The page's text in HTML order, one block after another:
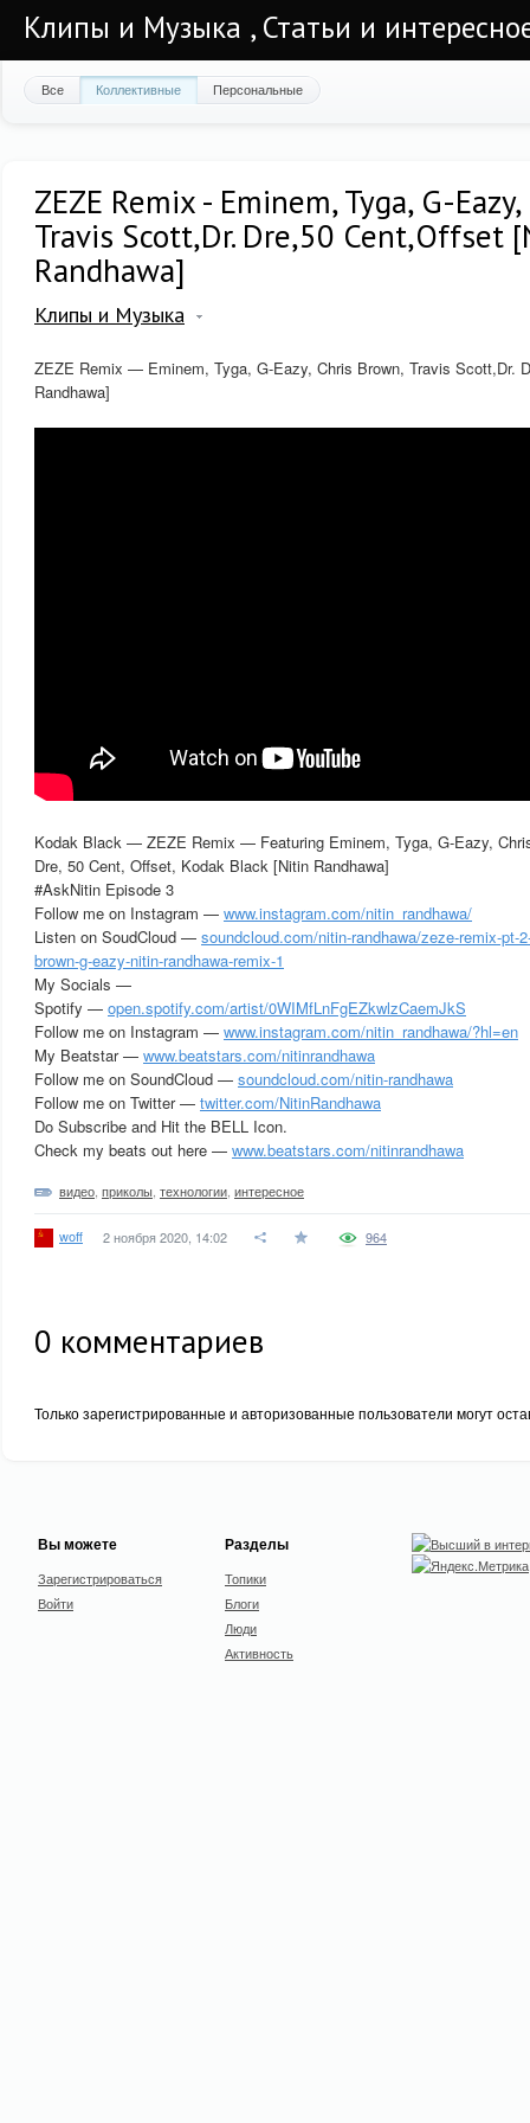
Клипы и Музыка , Статьи и
Все Коллективные Персональные
ZEZE Remix - Eminem, Tyga, G-
Travis Scott,Dr. Dre,50 Cent,Offset
Randhawa]
Клипы и Музыка
ZEZE Remix — Eminem, Tyga, G-Eazy, Chris Brown, Travis Scott,Dr.
Randhawa]
Kodak Black — ZEZE Remix — Featuring Eminem, Tyga, G-Eazy,
Dre, 50 Cent, Offset, Kodak Black [Nitin Randhawa]
#AskNitin Episode 3
Follow me on Instagram — www.instagram.com/nitin_randhawa/
Listen on SoudCloud — soundcloud.com/nitin-randhawa/zeze-remix-pt-
brown-g-eazy-nitin-randhawa-remix-1
My Socials —
Spotify — open.spotify.com/artist/0WIMfLnFgEZkwlzCaemJkS
Follow me on Instagram — www.instagram.com/nitin_randhawa/?hl=en
My Beatstar — www.beatstars.com/nitinrandhawa
Follow me on SoundCloud — soundcloud.com/nitin-randhawa
Follow me on Twitter — twitter.com/NitinRandhawa
Do Subscribe and Hit the BELL Icon.
Check my beats out here — www.beatstars.com/nitinrandhawa
видео приколы технологии интересное
woff 2 ноября 2020, 14:02 964
0 комментариев
Только зарегистрированные и авторизованные пользователи могут
Вы можете
Зарегистрироваться
Войти
Разделы
Топики
Блоги
Люди
Активность